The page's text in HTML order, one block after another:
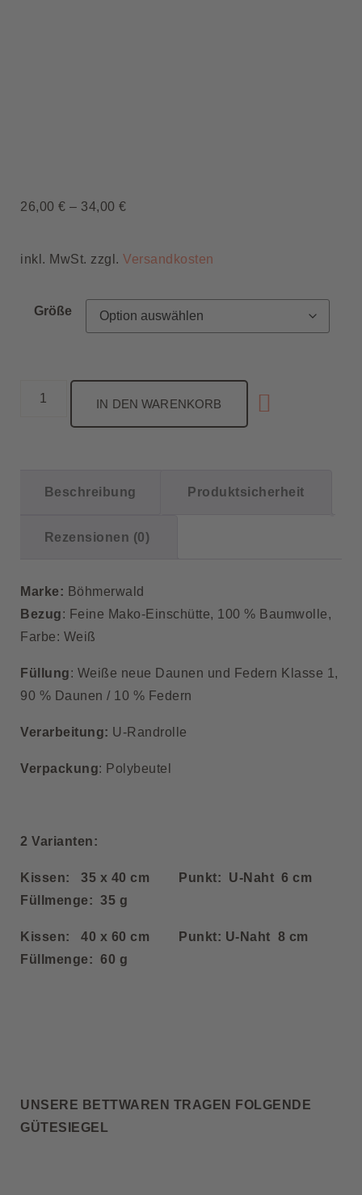
26,00 € – 34,00 €
inkl. MwSt. zzgl. Versandkosten
Größe
IN DEN WARENKORB
Beschreibung Produktsicherheit
Rezensionen (0)
Marke: Böhmerwald
Bezug: Feine Mako-Einschütte, 100 % Baumwolle,
Farbe: Weiß
Füllung: Weiße neue Daunen und Federn Klasse 1,
90 % Daunen / 10 % Federn
Verarbeitung: U-Randrolle
Verpackung: Polybeutel
2 Varianten:
Kissen: 35 x 40 cm Punkt: U-Naht 6 cm
Füllmenge: 35 g
Kissen: 40 x 60 cm Punkt: U-Naht 8 cm
Füllmenge: 60 g
UNSERE BETTWAREN TRAGEN FOLGENDE
GÜTESIEGEL